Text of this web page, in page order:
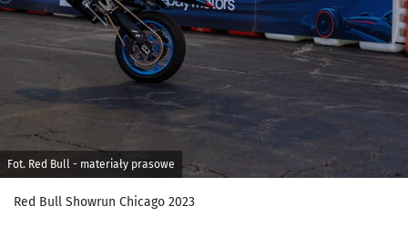
Fot. Red Bull - materiały prasowe
Red Bull Showrun Chicago 2023